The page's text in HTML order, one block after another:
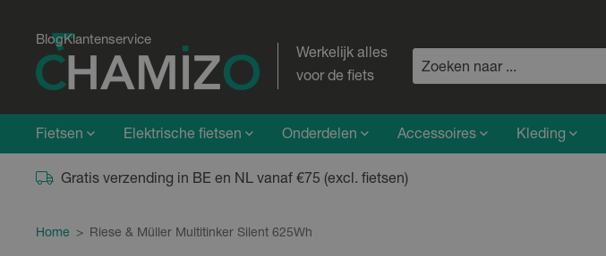
BlogKlantenservice
Werkelijk alles
voor de fiets
Fietsen Elektrische fietsen Onderdelen Accessoires Kleding
Gratis verzending in BE en NL vanaf €75 (excl. fietsen)
Home > Riese & Müller Multitinker Silent 625Wh